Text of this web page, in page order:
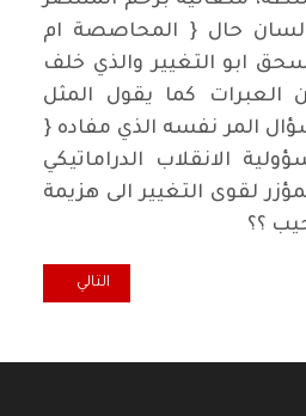
ولسان حال { المحاصصة ام
ابو التغيير والذي خلف
العبرات كما يقول المثل
المر نفسه الذي مفاده {
الانقلاب الدراماتيكي
لقوى التغيير الى هزيمة
؟؟
للمربي الراحل علي محمد الشبيبي 1913-1997
المقال
التالي